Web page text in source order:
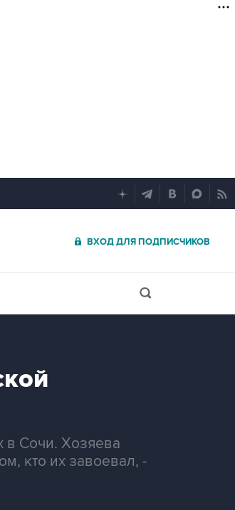
ВХОД ДЛЯ ПОДПИСЧИКОВ
в Сочи. Хозяева
кто их завоевал, -